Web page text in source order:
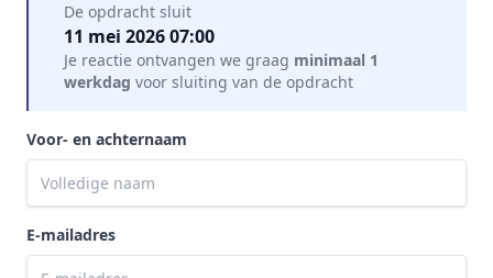
De opdracht sluit
11 mei 2026 07:00
Je reactie ontvangen we graag minimaal 1
werkdag voor sluiting van de opdracht
Voor- en achternaam
E-mailadres